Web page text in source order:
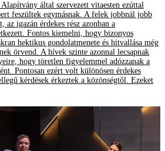
által szervezett vitaesten ezúttal
feszültek egymásnak. A felek jobbnál jobb
az igazán érdekes rész azonban a
Fontos kiemelni, hogy bizonyos
hektikus gondolatmenete és hitvallása még
örvend. A hívek szinte azonnal lecsapnak
hogy töretlen figyelemmel adózzanak a
Pontosan ezért volt különösen érdekes
kérdések érkeztek a közönségtől. Ezeket